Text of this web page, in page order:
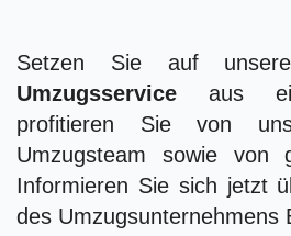
Setzen Sie auf
Umzugsservice aus
profitieren Sie von
Umzugsteam sowie von
Informieren Sie sich jetzt
des Umzugsunternehmens